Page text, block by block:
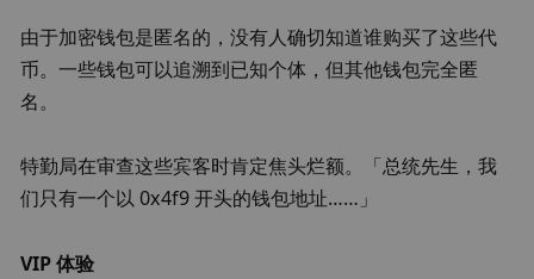
由于加密钱包是匿名的，没有人确切知道谁购买了这些代
币。一些钱包可以追溯到已知个体，但其他钱包完全匿
名。
特勤局在审查这些宾客时肯定焦头烂额。「总统先生，我
们只有一个以 0x4f9 开头的钱包地址……」
VIP 体验